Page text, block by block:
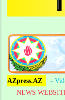
AZpress.AZ
-
-- NEWS